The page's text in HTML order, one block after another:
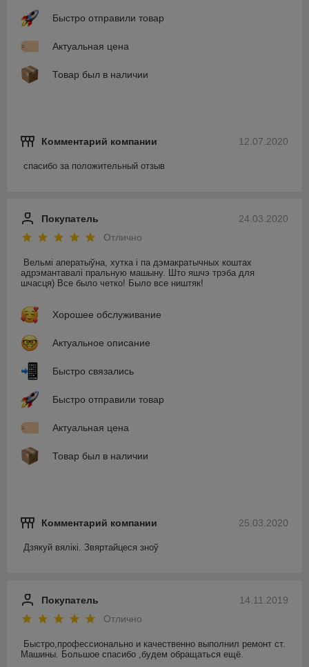
Быстро отправили товар
Актуальная цена
Товар был в наличии
12.07.2020
Комментарий компании
спасибо за положительный отзыв
24.03.2020
Покупатель
Отлично
Вельмі аператыўна, хутка і па дэмакратычных коштах
адрэмантавалі пральную машыну. Што яшчэ трэба для
шчасця) Все было четко! Было все ништяк!
Хорошее обслуживание
Актуальное описание
Быстро связались
Быстро отправили товар
Актуальная цена
Товар был в наличии
25.03.2020
Комментарий компании
Дзякуй вялікі. Звяртайцеся зноў
14.11.2019
Покупатель
Отлично
Быстро,профессионально и качественно выполнил ремонт ст.
Машины. Большое спасибо ,будем обращаться ещё.